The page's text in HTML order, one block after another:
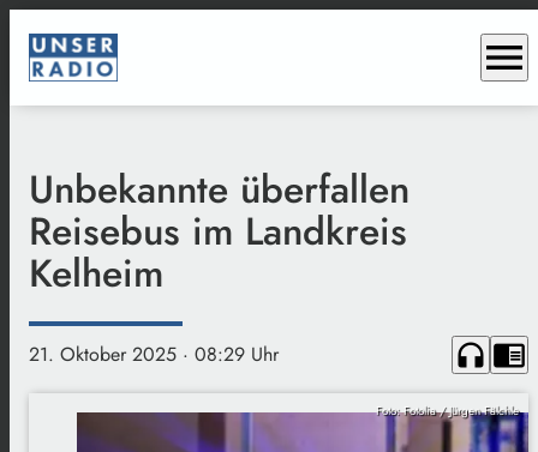
menu
Unbekannte überfallen
Reisebus im Landkreis
Kelheim
21. Oktober 2025 · 08:29 Uhr headphones chrome_reader_mode
Foto: Fotolia / Jürgen Fälchle